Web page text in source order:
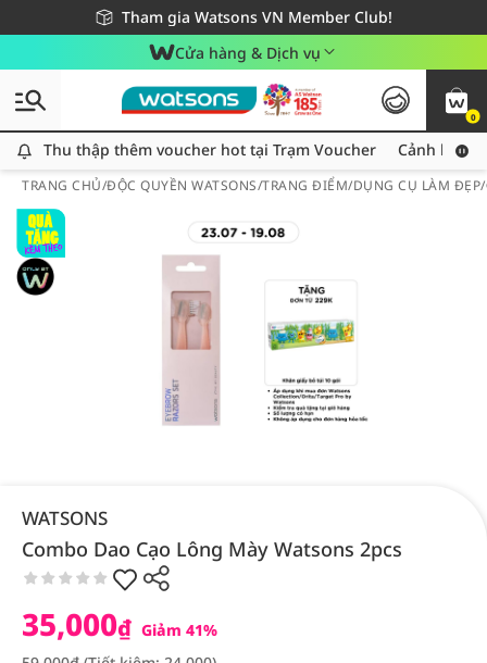
Tham gia Watsons VN Member Club!
Miễn phí giao hàng cho đơn hàng từ 249,000Đ
Giao hàng nhanh 24h - Áp dụng khu vực TP. Hồ Chí Minh
Cửa hàng & Dịch vụ
0
Thu thập thêm voucher hot tại Trạm Voucher
Thu thập thêm voucher hot tại Trạm Voucher Cảnh báo
TRANG CHỦ/ĐỘC QUYỀN WATSONS/TRANG ĐIỂM/DỤNG CỤ LÀM ĐẸP/
WATSONS
Combo Dao Cạo Lông Mày Watsons 2pcs
35,000₫ Giảm 41%